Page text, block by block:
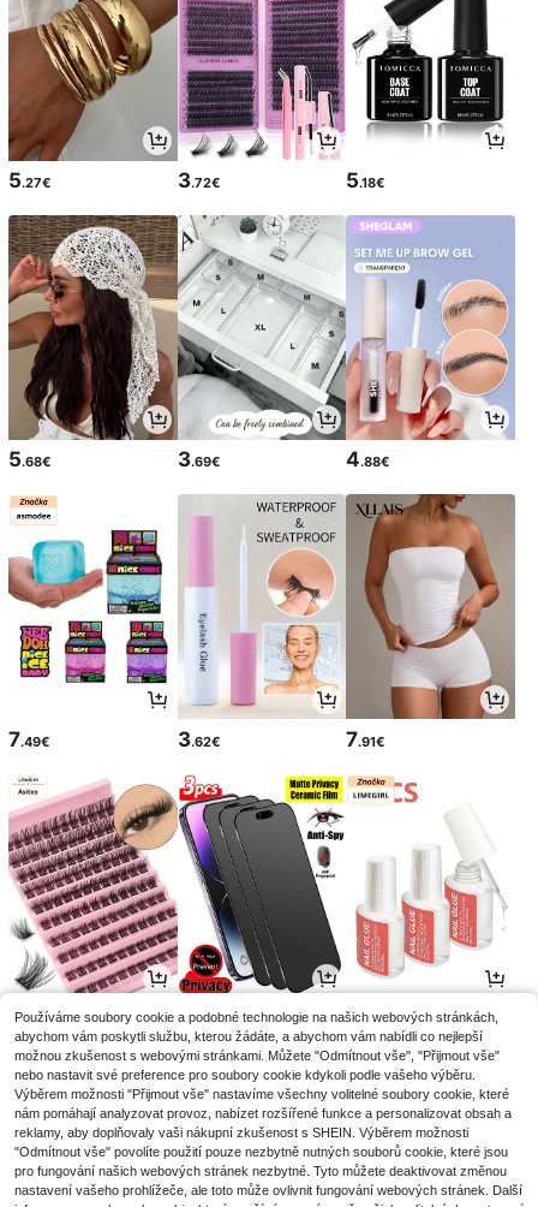
5.27€ 3.72€ 5.18€
5.68€ 3.69€ 4.88€
7.49€ 3.62€ 7.91€
4.98€ 3.90€ 3.58€
Používáme soubory cookie a podobné technologie na našich webových stránkách,
abychom vám poskytli službu, kterou žádáte, a abychom vám nabídli co nejlepší
možnou zkušenost s webovými stránkami. Můžete "Odmítnout vše", "Přijmout vše"
nebo nastavit své preference pro soubory cookie kdykoli podle vašeho výběru.
Výběrem možnosti "Přijmout vše" nastavíme všechny volitelné soubory cookie, které
nám pomáhají analyzovat provoz, nabízet rozšířené funkce a personalizovat obsah a
reklamy, aby doplňovaly vaši nákupní zkušenost s SHEIN. Výběrem možnosti
"Odmítnout vše" povolíte použití pouze nezbytně nutných souborů cookie, které jsou
pro fungování našich webových stránek nezbytné. Tyto můžete deaktivovat změnou
nastavení vašeho prohlížeče, ale toto může ovlivnit fungování webových stránek. Další